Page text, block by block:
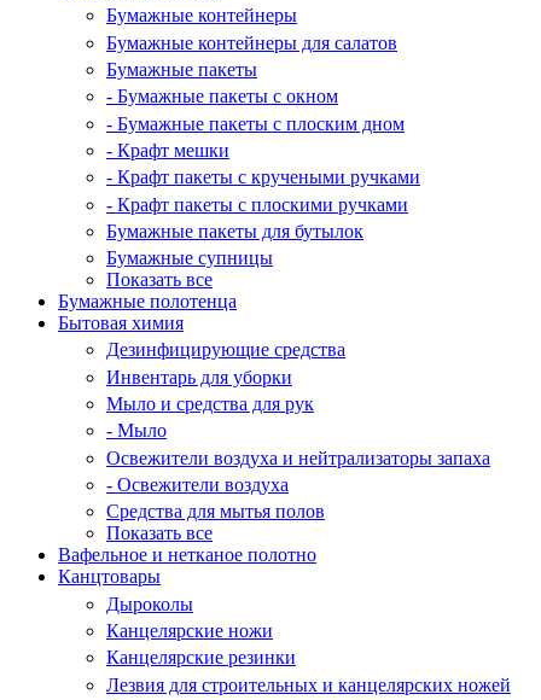
Бумажные контейнеры
Бумажные контейнеры для салатов
Бумажные пакеты
- Бумажные пакеты с окном
- Бумажные пакеты с плоским дном
- Крафт мешки
- Крафт пакеты с кручеными ручками
- Крафт пакеты с плоскими ручками
Бумажные пакеты для бутылок
Бумажные супницы
Показать все
Бумажные полотенца
Бытовая химия
Дезинфицирующие средства
Инвентарь для уборки
Мыло и средства для рук
- Мыло
Освежители воздуха и нейтрализаторы запаха
- Освежители воздуха
Средства для мытья полов
Показать все
Вафельное и нетканое полотно
Канцтовары
Дыроколы
Канцелярские ножи
Канцелярские резинки
Лезвия для строительных и канцелярских ножей